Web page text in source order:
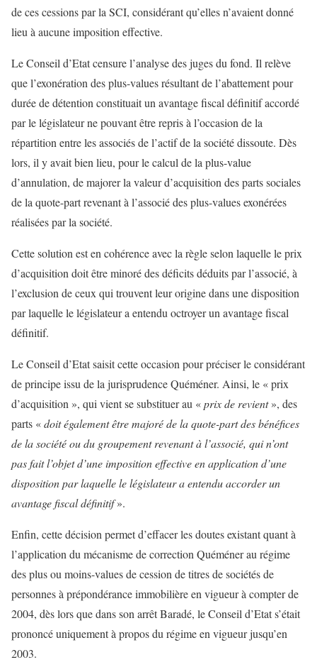
de ces cessions par la SCI, considérant qu’elles n’avaient donné
lieu à aucune imposition effective.
Le Conseil d’Etat censure l’analyse des juges du fond. Il relève
que l’exonération des plus-values résultant de l’abattement pour
durée de détention constituait un avantage fiscal définitif accordé
par le législateur ne pouvant être repris à l’occasion de la
répartition entre les associés de l’actif de la société dissoute. Dès
lors, il y avait bien lieu, pour le calcul de la plus-value
d’annulation, de majorer la valeur d’acquisition des parts sociales
de la quote-part revenant à l’associé des plus-values exonérées
réalisées par la société.
Cette solution est en cohérence avec la règle selon laquelle le prix
d’acquisition doit être minoré des déficits déduits par l’associé, à
l’exclusion de ceux qui trouvent leur origine dans une disposition
par laquelle le législateur a entendu octroyer un avantage fiscal
définitif.
Le Conseil d’Etat saisit cette occasion pour préciser le considérant
de principe issu de la jurisprudence Quéméner. Ainsi, le « prix
d’acquisition », qui vient se substituer au «prix de revient», des
parts «doit également être majoré de la quote-part des bénéfices
de la société ou du groupement revenant à l’associé, qui n’ont
pas fait l’objet d’une imposition effective en application d’une
disposition par laquelle le législateur a entendu accorder un
avantage fiscal définitif».
Enfin, cette décision permet d’effacer les doutes existant quant à
l’application du mécanisme de correction Quéméner au régime
des plus ou moins-values de cession de titres de sociétés de
personnes à prépondérance immobilière en vigueur à compter de
2004, dès lors que dans son arrêt Baradé, le Conseil d’Etat s’était
prononcé uniquement à propos du régime en vigueur jusqu’en
2003.